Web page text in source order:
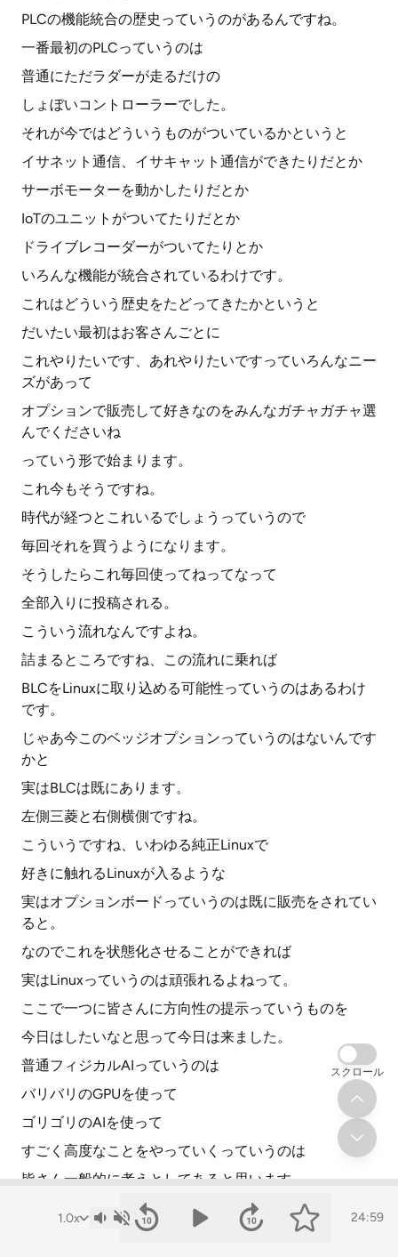
PLCの機能統合の歴史っていうのがあるんですね。
一番最初のPLCっていうのは
普通にただラダーが走るだけの
しょぼいコントローラーでした。
それが今ではどういうものがついているかというと
イサネット通信、イサキャット通信ができたりだとか
サーボモーターを動かしたりだとか
IoTのユニットがついてたりだとか
ドライブレコーダーがついてたりとか
いろんな機能が統合されているわけです。
これはどういう歴史をたどってきたかというと
だいたい最初はお客さんごとに
これやりたいです、あれやりたいですっていろんなニー
ズがあって
オプションで販売して好きなのをみんなガチャガチャ選
んでくださいね
っていう形で始まります。
これ今もそうですね。
時代が経つとこれいるでしょうっていうので
毎回それを買うようになります。
そうしたらこれ毎回使ってねってなって
全部入りに投稿される。
こういう流れなんですよね。
詰まるところですね、この流れに乗れば
BLCをLinuxに取り込める可能性っていうのはあるわけ
です。
じゃあ今このベッジオプションっていうのはないんです
かと
実はBLCは既にあります。
左側三菱と右側横側ですね。
こういうですね、いわゆる純正Linuxで
好きに触れるLinuxが入るような
実はオプションボードっていうのは既に販売をされてい
ると。
なのでこれを状態化させることができれば
実はLinuxっていうのは頑張れるよねって。
ここで一つに皆さんに方向性の提示っていうものを
今日はしたいなと思って今日は来ました。
普通フィジカルAIっていうのは
バリバリのGPUを使って
ゴリゴリのAIを使って
すごく高度なことをやっていくっていうのは
皆さん一般的に考えとしてあると思います。
ただですね、先ほど言った通り
状態化させるっていうことが一つ大事だという観点もあ
24:59
スクロール